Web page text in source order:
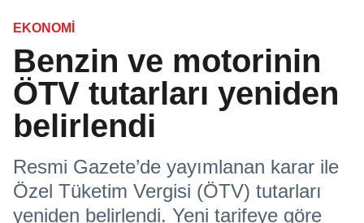
EKONOMİ
Benzin ve motorinin
ÖTV tutarları yeniden
belirlendi
Resmi Gazete’de yayımlanan karar ile
Özel Tüketim Vergisi (ÖTV) tutarları
yeniden belirlendi. Yeni tarifeye göre